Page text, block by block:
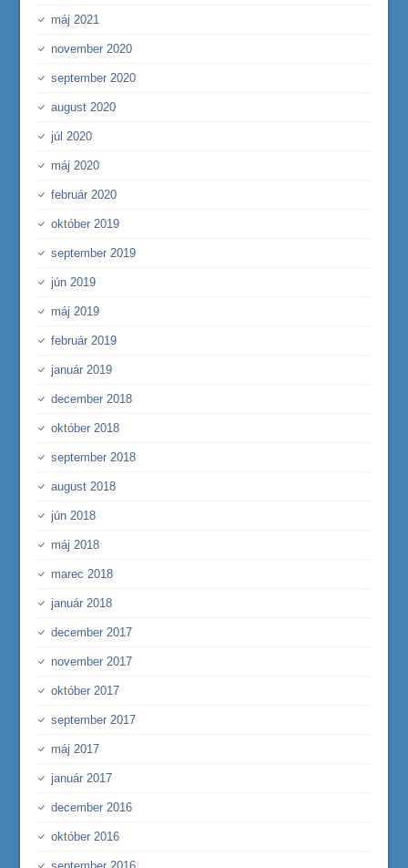
máj 2021
november 2020
september 2020
august 2020
júl 2020
máj 2020
február 2020
október 2019
september 2019
jún 2019
máj 2019
február 2019
január 2019
december 2018
október 2018
september 2018
august 2018
jún 2018
máj 2018
marec 2018
január 2018
december 2017
november 2017
október 2017
september 2017
máj 2017
január 2017
december 2016
október 2016